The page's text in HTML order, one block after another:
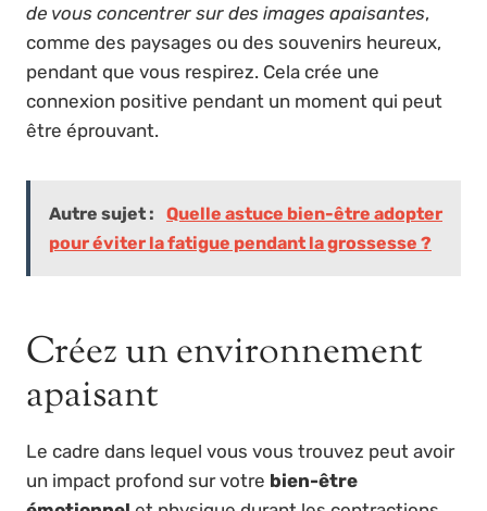
de vous concentrer sur des images apaisantes,
comme des paysages ou des souvenirs heureux,
pendant que vous respirez. Cela crée une
connexion positive pendant un moment qui peut
être éprouvant.
Autre sujet :
Quelle astuce bien-être adopter
pour éviter la fatigue pendant la grossesse ?
Créez un environnement
apaisant
Le cadre dans lequel vous vous trouvez peut avoir
un impact profond sur votre bien-être